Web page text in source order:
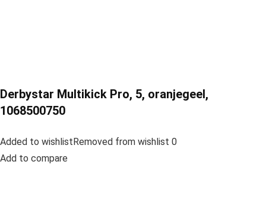
Derbystar Multikick Pro, 5, oranjegeel,
1068500750
Added to wishlistRemoved from wishlist 0
Add to compare